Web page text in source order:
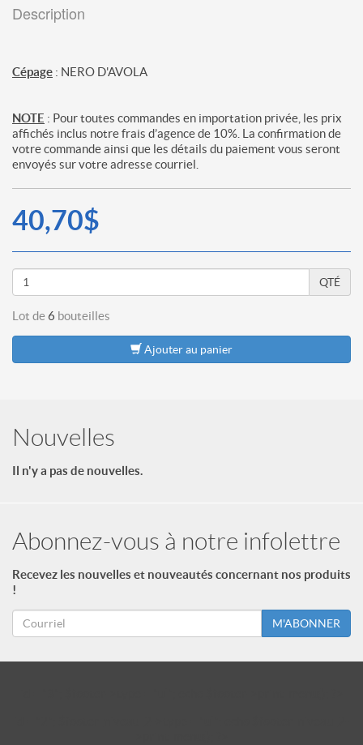
Description
Cépage : NERO D'AVOLA
NOTE : Pour toutes commandes en importation privée, les prix
affichés inclus notre frais d’agence de 10%. La confirmation de
votre commande ainsi que les détails du paiement vous seront
envoyés sur votre adresse courriel.
40,70$
QTÉ
Lot de 6 bouteilles
Ajouter au panier
Nouvelles
Il n'y a pas de nouvelles.
Abonnez-vous à notre infolettre
Recevez les nouvelles et nouveautés concernant nos produits
!
M'ABONNER